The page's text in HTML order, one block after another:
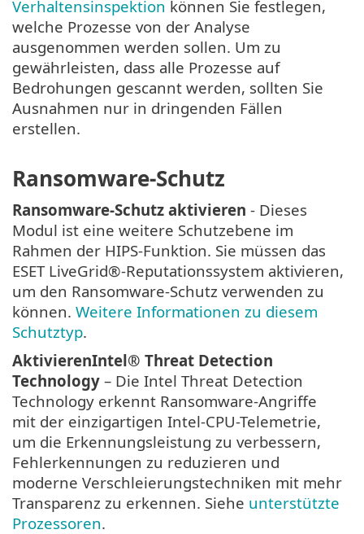
Verhaltensinspektion können Sie festlegen,
welche Prozesse von der Analyse
ausgenommen werden sollen. Um zu
gewährleisten, dass alle Prozesse auf
Bedrohungen gescannt werden, sollten Sie
Ausnahmen nur in dringenden Fällen
erstellen.
Ransomware-Schutz
Ransomware-Schutz aktivieren - Dieses
Modul ist eine weitere Schutzebene im
Rahmen der HIPS-Funktion. Sie müssen das
ESET LiveGrid®-Reputationssystem aktivieren,
um den Ransomware-Schutz verwenden zu
können. Weitere Informationen zu diesem
Schutztyp.
AktivierenIntel® Threat Detection
Technology – Die Intel Threat Detection
Technology erkennt Ransomware-Angriffe
mit der einzigartigen Intel-CPU-Telemetrie,
um die Erkennungsleistung zu verbessern,
Fehlerkennungen zu reduzieren und
moderne Verschleierungstechniken mit mehr
Transparenz zu erkennen. Siehe unterstützte
Prozessoren.